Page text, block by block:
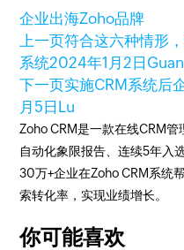
企业出海Zoho品牌
上一页符合这六种情形
系统2024年1月2日
下一页实施CRM系统后
月5日 Lu
Zoho CRM是一款在线CRM
自动化象限报告、连续5年入
30万+企业在Zoho CRM系统
索转化率，实现业绩增长。
你可能喜欢